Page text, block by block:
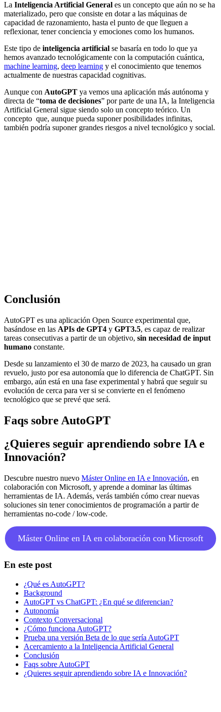
La Inteligencia Artificial General es un concepto que aún no se ha
materializado, pero que consiste en dotar a las máquinas de
capacidad de razonamiento, hasta el punto de que lleguen a
reflexionar, tener conciencia y emociones como los humanos.
Este tipo de inteligencia artificial se basaría en todo lo que ya
hemos avanzado tecnológicamente con la computación cuántica,
machine learning, deep learning y el conocimiento que tenemos
actualmente de nuestras capacidad cognitivas.
Aunque con AutoGPT ya vemos una aplicación más autónoma y
directa de “toma de decisiones” por parte de una IA, la Inteligencia
Artificial General sigue siendo solo un concepto teórico. Un
concepto que, aunque pueda suponer posibilidades infinitas,
también podría suponer grandes riesgos a nivel tecnológico y social.
Conclusión
AutoGPT es una aplicación Open Source experimental que,
basándose en las APIs de GPT4 y GPT3.5, es capaz de realizar
tareas consecutivas a partir de un objetivo, sin necesidad de input
humano constante.
Desde su lanzamiento el 30 de marzo de 2023, ha causado un gran
revuelo, justo por esa autonomía que lo diferencia de ChatGPT. Sin
embargo, aún está en una fase experimental y habrá que seguir su
evolución de cerca para ver si se convierte en el fenómeno
tecnológico que se prevé que será.
Faqs sobre AutoGPT
¿Quieres seguir aprendiendo sobre IA e
Innovación?
Descubre nuestro nuevo Máster Online en IA e Innovación, en
colaboración con Microsoft, y aprende a dominar las últimas
herramientas de IA. Además, verás también cómo crear nuevas
soluciones sin tener conocimientos de programación a partir de
herramientas no-code / low-code.
Máster Online en IA en colaboración con Microsoft
En este post
¿Qué es AutoGPT?
Background
AutoGPT vs ChatGPT: ¿En qué se diferencian?
Autonomía
Contexto Conversacional
¿Cómo funciona AutoGPT?
Prueba una versión Beta de lo que sería AutoGPT
Acercamiento a la Inteligencia Artificial General
Conclusión
Faqs sobre AutoGPT
¿Quieres seguir aprendiendo sobre IA e Innovación?